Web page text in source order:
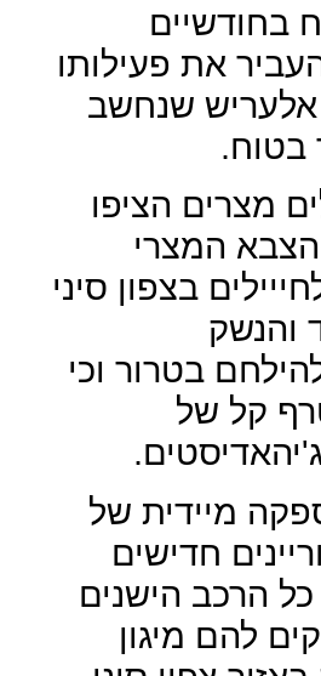
בחודשיים
את פעילותו
אלעריש שנחשב
בטוח.
מצרים הציפו
המצרי
בצפון סיני
והנשק
בטרור וכי
קל של
מיידית של
חדישים
הרכב הישנים
להם מיגון